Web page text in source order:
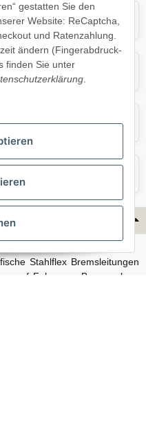
gestatten Sie den
Website: ReCaptcha,
und Ratenzahlung.
ändern (Fingerabdruck-
finden Sie unter
.
Mini
Porsche
Smart
Stahlflex Bremsleitungen
auf Fahrzeug, Bremsanlage